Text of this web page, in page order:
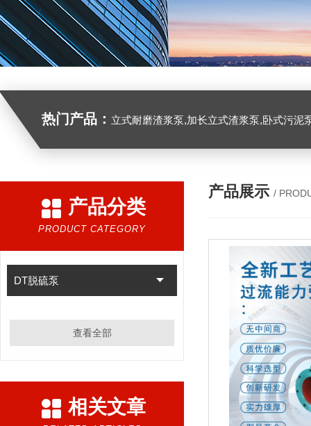
热门产品： 立式耐磨渣浆泵,加长立式渣浆泵,卧式污泥
产品分类
PRODUCT CATEGORY
DT脱硫泵
查看全部
相关文章
产品展示 /